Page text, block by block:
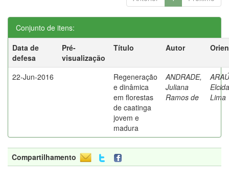
Conjunto de itens:
Data de
defesa
Pré-
visualização
Título Autor
22-Jun-2016
Regeneração
e dinâmica
em florestas
de caatinga
jovem e
madura
ANDRADE,
Juliana
Ramos de
Lima
Compartilhamento